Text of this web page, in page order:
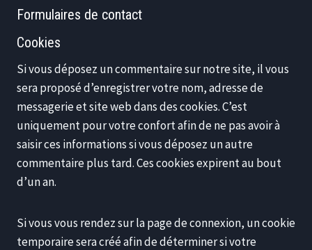
Formulaires de contact
Cookies
Si vous déposez un commentaire sur notre site, il vous
sera proposé d’enregistrer votre nom, adresse de
messagerie et site web dans des cookies. C’est
uniquement pour votre confort afin de ne pas avoir à
saisir ces informations si vous déposez un autre
commentaire plus tard. Ces cookies expirent au bout
d’un an.
Si vous vous rendez sur la page de connexion, un cookie
temporaire sera créé afin de déterminer si votre